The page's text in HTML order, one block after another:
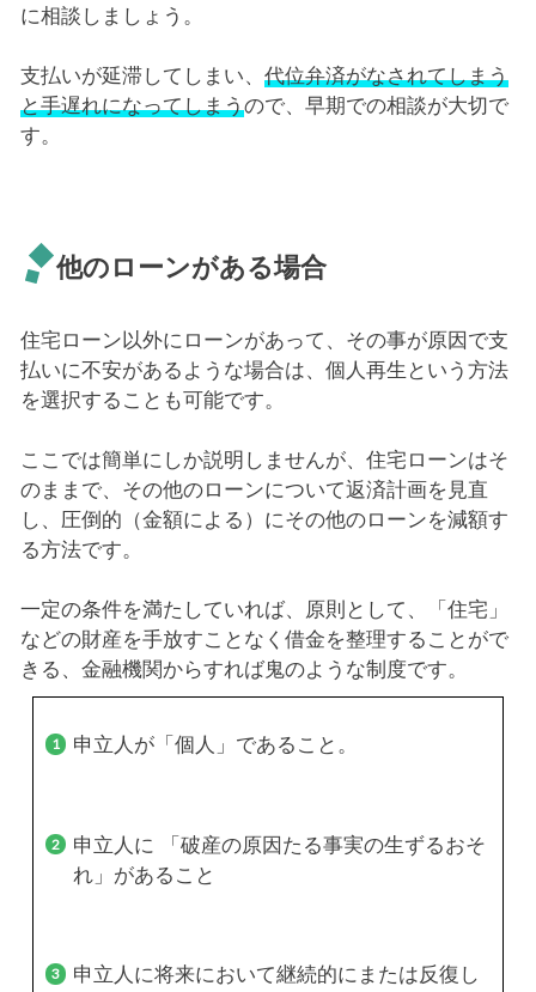
に相談しましょう。
支払いが延滞してしまい、 代位弁済がなされてしまう
と手遅れになってしまうので、早期での相談が大切で
す。
他のローンがある場合
住宅ローン以外にローンがあって、その事が原因で支
払いに不安があるような場合は、個人再生という方法
を選択することも可能です。
ここでは簡単にしか説明しませんが、住宅ローンはそ
のままで、その他のローンについて返済計画を見直
し、圧倒的（金額による）にその他のローンを減額す
る方法です。
一定の条件を満たしていれば、原則として、「住宅」
などの財産を手放すことなく借金を整理することがで
きる、金融機関からすれば鬼のような制度です。
申立人が「個人」であること。
申立人に 「破産の原因たる事実の生ずるおそ
れ」があること
申立人に将来において継続的にまたは反復し